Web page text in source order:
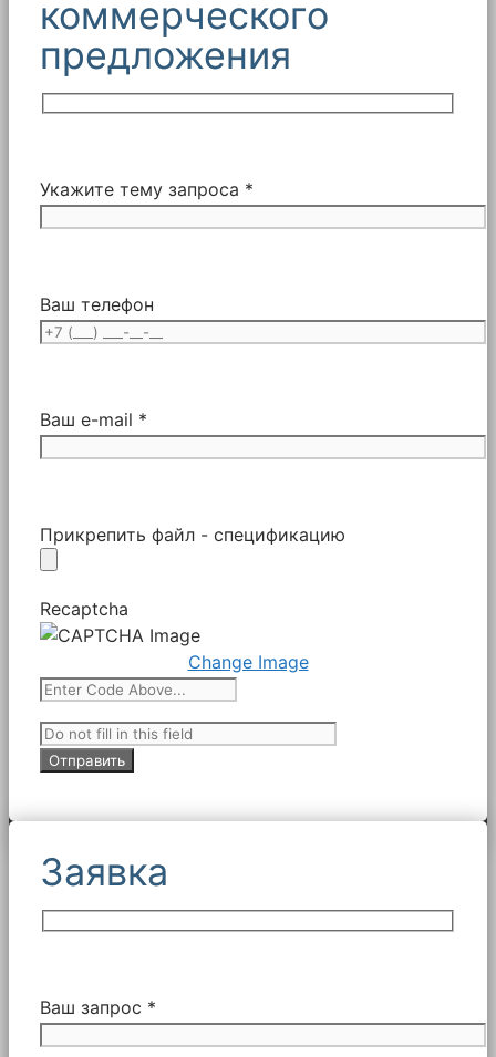
коммерческого
предложения
Укажите тему запроса *
Ваш телефон
Ваш e-mail *
Прикрепить файл - спецификацию
Recaptcha
Change Image
Заявка
Ваш запрос *